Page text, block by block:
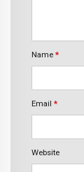
Name *
Email *
Website